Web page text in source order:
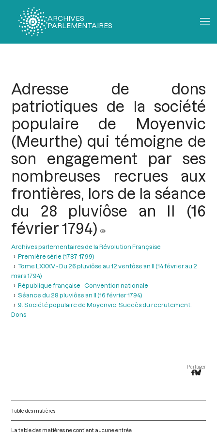
ARCHIVES
PARLEMENTAIRES
Adresse de dons
patriotiques de la société
populaire de Moyenvic
(Meurthe) qui témoigne de
son engagement par ses
nombreuses recrues aux
frontières, lors de la séance
du 28 pluviôse an II (16
février 1794)
Archives parlementaires de la Révolution Française
Première série (1787-1799)
Tome LXXXV - Du 26 pluviôse au 12 ventôse an II (14 février au 2
mars 1794)
République française - Convention nationale
Séance du 28 pluviôse an II (16 février 1794)
9. Société populaire de Moyenvic. Succès du recrutement.
Dons
Partager
Table des matières
La table des matières ne contient aucune entrée.